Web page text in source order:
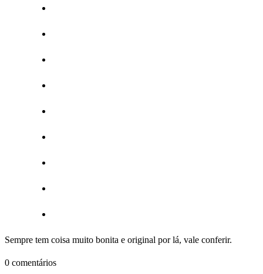
Sempre tem coisa muito bonita e original por lá, vale conferir.
0 comentários